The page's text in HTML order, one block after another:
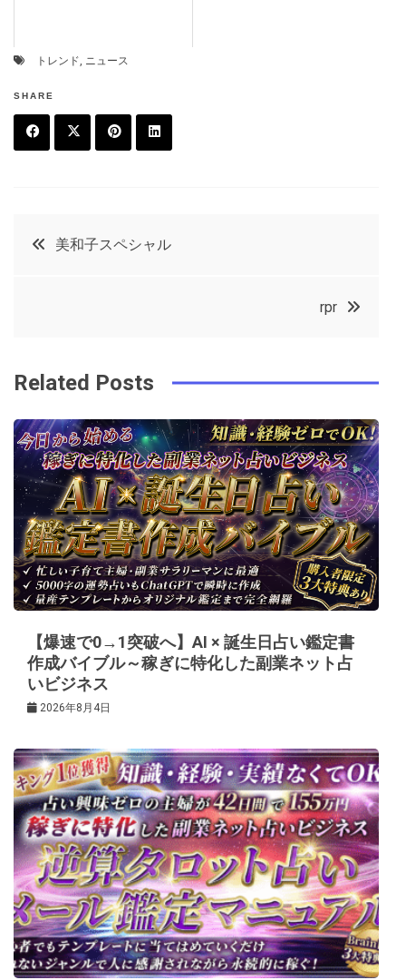
トレンド, ニュース
SHARE
k
t
e
t
e
投
ビ
ゲ
ー
シ
ョ
ン
美和子スペシャル
rpr
Related Posts
【爆速で0→1突破へ】AI × 誕生日占い鑑定書
作成バイブル～稼ぎに特化した副業ネット占
いビジネス
2026年8月4日